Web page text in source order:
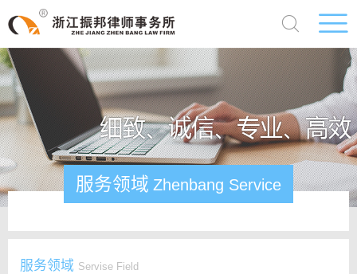
服务领域 Zhenbang Service
服务领域 Servise Field